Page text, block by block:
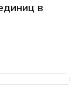
в